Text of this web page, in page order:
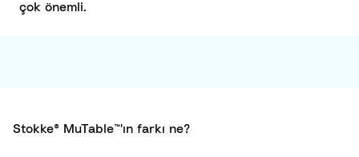
çok önemli.
Stokke® MuTable™'ın farkı ne?